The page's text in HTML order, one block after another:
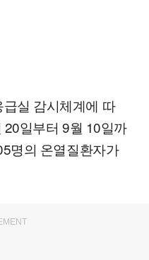
실 감시체계에 따
20일부터 9월 10일까
명의 온열질환자가